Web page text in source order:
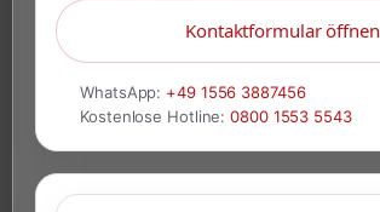
Kontaktformular öffnen
WhatsApp: +49 1556 3887456
Kostenlose Hotline:0800 1553 5543